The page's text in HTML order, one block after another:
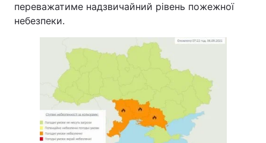
переважатиме надзвичайний рівень пожежної
небезпеки.